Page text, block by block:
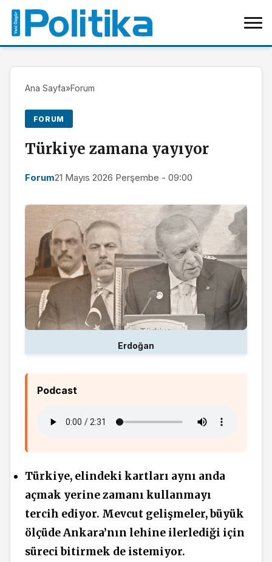
Ana Sayfa»Forum
FORUM
Türkiye zamana yayıyor
Forum21 Mayıs 2026 Perşembe - 09:00
Erdoğan
Podcast
Türkiye, elindeki kartları aynı anda
açmak yerine zamanı kullanmayı
tercih ediyor. Mevcut gelişmeler, büyük
ölçüde Ankara’nın lehine ilerlediği için
süreci bitirmek de istemiyor.